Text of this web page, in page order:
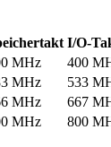
I/O-
MHz 400
MHz 533
MHz 667
MHz 800